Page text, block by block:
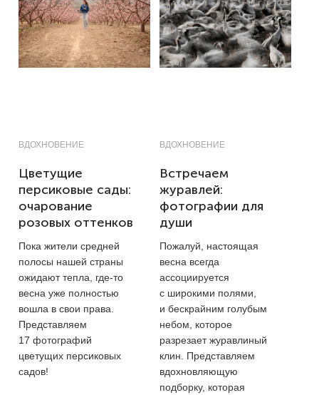
ВДОХНОВЕНИЕ
Цветущие
персиковые сады:
очарование
розовых оттенков
Пока жители средней
полосы нашей страны
ожидают тепла, где-то
весна уже полностью
вошла в свои права.
Представляем
17 фотографий
цветущих персиковых
садов!
ВДОХНОВЕНИЕ
Встречаем
журавлей:
фотографии для
души
Пожалуй, настоящая
весна всегда
ассоциируется
с широкими полями,
и бескрайним голубым
небом, которое
разрезает журавлиный
клин. Представляем
вдохновляющую
подборку, которая